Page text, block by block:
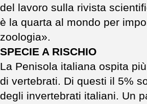
del lavoro sulla rivista
è la quarta al mondo per
zoologia».
SPECIE A RISCHIO
La Penisola italiana ospita
di vertebrati. Di questi il 5%
degli invertebrati italiani. Un